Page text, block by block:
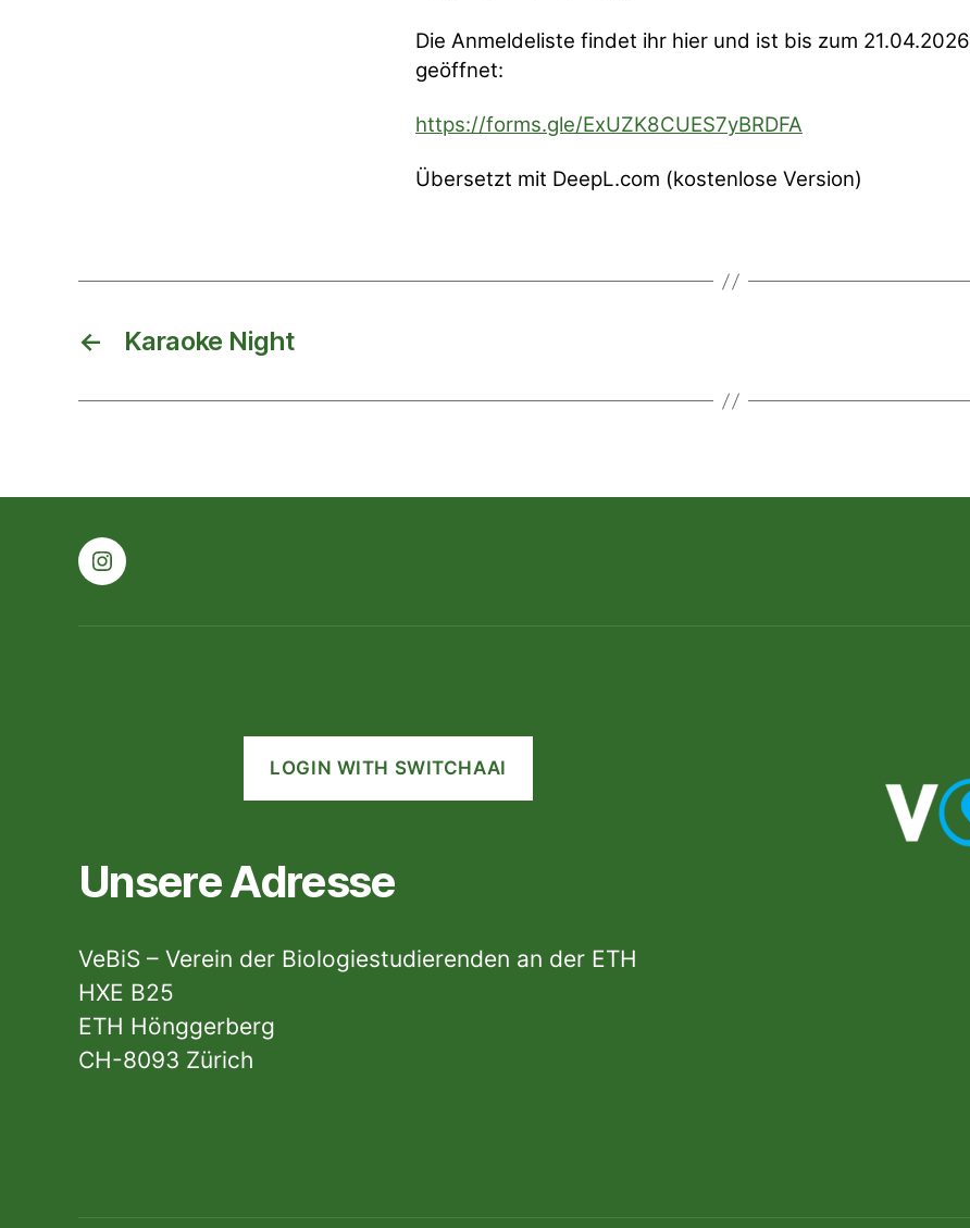
Die Anmeldeliste findet ihr hier und ist bis zum 21.04.2026
geöffnet:
https://forms.gle/ExUZK8CUES7yBRDFA
Übersetzt mit DeepL.com (kostenlose Version)
← Karaoke Night
Instagram
LOGIN WITH SWITCHAAI
Unsere Adresse
VeBiS – Verein der Biologiestudierenden an der ETH
HXE B25
ETH Hönggerberg
CH-8093 Zürich